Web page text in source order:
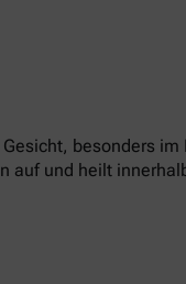
besonders
auf und heilt